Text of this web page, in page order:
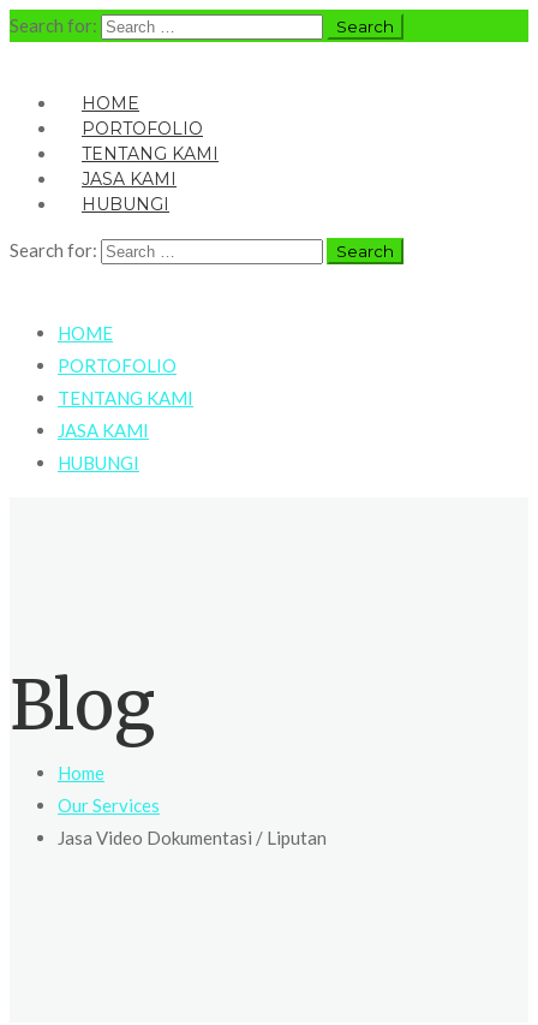
Search for:
HOME
PORTOFOLIO
TENTANG KAMI
JASA KAMI
HUBUNGI
Search for:
HOME
PORTOFOLIO
TENTANG KAMI
JASA KAMI
HUBUNGI
Blog
Home
Our Services
Jasa Video Dokumentasi / Liputan